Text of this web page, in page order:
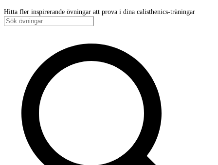
Hitta fler inspirerande övningar att prova i dina calisthenics-träningar